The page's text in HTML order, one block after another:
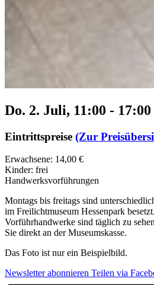
Do. 2. Juli, 11:00 - 17:00
Eintrittspreise (Zur
Erwachsene: 14,00 €
Kinder: frei
Handwerksvorführungen
Montags bis freitags sind
im Freilichtmuseum Hessenpark
Vorführhandwerke sind täglich zu
Sie direkt an der Museumskasse.
Das Foto ist nur ein Beispielbild.
Newsletter abonnieren Teilen via